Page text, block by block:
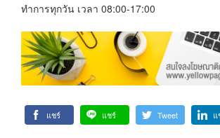
ทำการทุกวัน เวลา 08:00-17:00
แชร์ แชร์ Tweet แ